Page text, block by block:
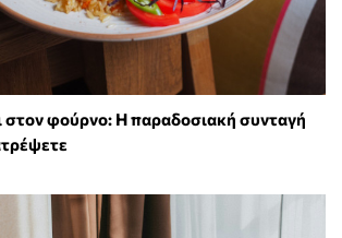
στον φούρνο: Η παραδοσιακή συνταγή